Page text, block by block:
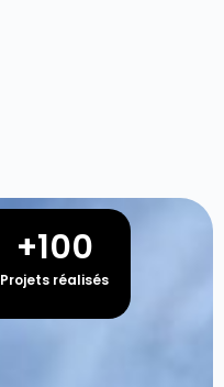
Projets réalisés
+100